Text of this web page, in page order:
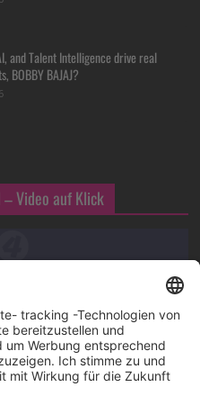
and Talent Intelligence drive real
BOBBY BAJAJ?
– Video auf Klick